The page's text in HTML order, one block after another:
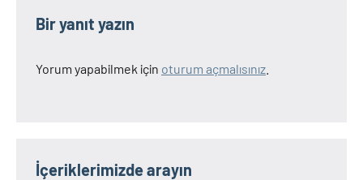
Bir yanıt yazın
Yorum yapabilmek için oturum açmalısınız
İçeriklerimizde arayın